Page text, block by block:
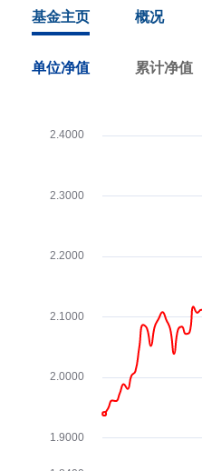
基金主页 概况
单位净值 累计净值